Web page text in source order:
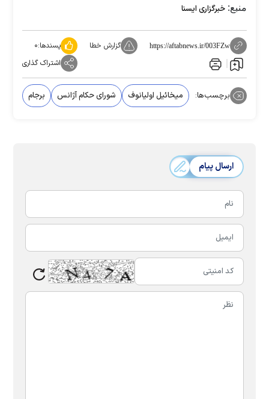
منبع: خبرگزاری ایسنا
https://aftabnews.ir/003FZw گزارش خطا پسندها:۰
اشتراک گذاری
برچسب‌ها: میخائیل اولیانوف شورای حکام آژانس برجام
ارسال پیام